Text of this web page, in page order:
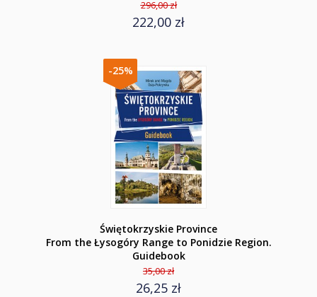
296,00 zł
222,00 zł
-25%
Świętokrzyskie Province
From the Łysogóry Range to Ponidzie Region.
Guidebook
35,00 zł
26,25 zł